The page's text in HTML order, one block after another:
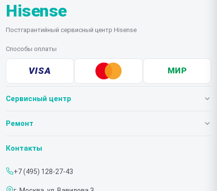
Hisense
Постгарантийный сервисный центр Hisense
Способы оплаты
VISA МИР
Сервисный центр
О нашем сервисе
Срочный ремонт
Ремонт
Телевизоров
Контакты
+7 (495) 128-27-43